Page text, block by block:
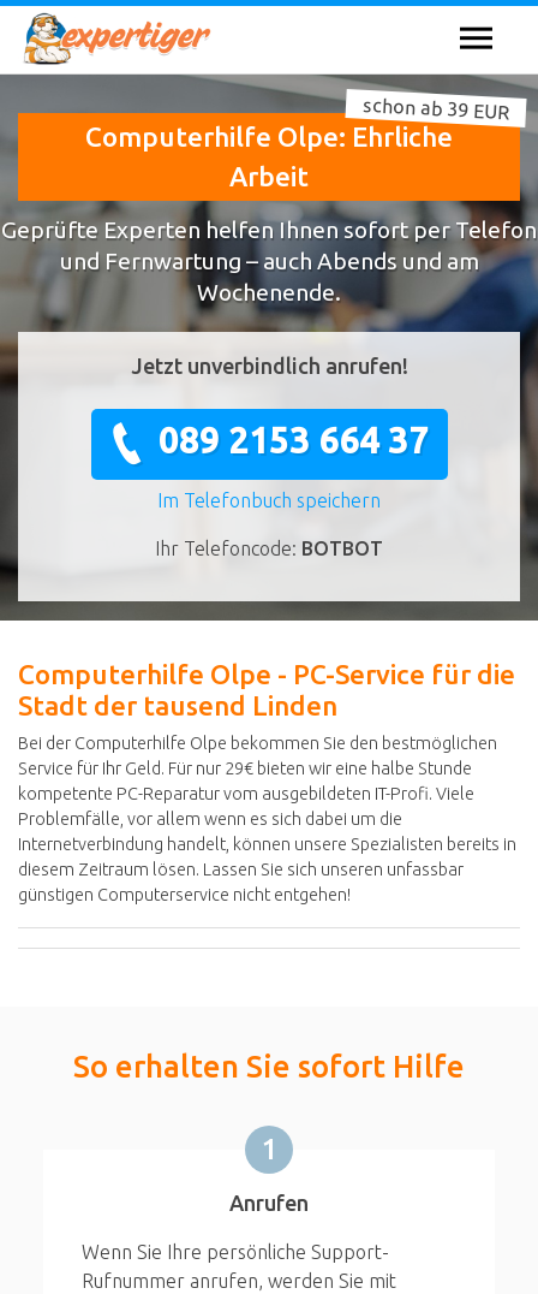
Computerhilfe Olpe: Ehrliche
Arbeit
schon ab 39 EUR
Geprüfte Experten helfen Ihnen sofort per Telefon
und Fernwartung – auch Abends und am
Wochenende.
Jetzt unverbindlich anrufen!
089 2153 664 37
Im Telefonbuch speichern
Ihr Telefoncode: BOTBOT
Computerhilfe Olpe - PC-Service für die
Stadt der tausend Linden
Bei der Computerhilfe Olpe bekommen Sie den bestmöglichen
Service für Ihr Geld. Für nur 29€ bieten wir eine halbe Stunde
kompetente PC-Reparatur vom ausgebildeten IT-Profi. Viele
Problemfälle, vor allem wenn es sich dabei um die
Internetverbindung handelt, können unsere Spezialisten bereits in
diesem Zeitraum lösen. Lassen Sie sich unseren unfassbar
günstigen Computerservice nicht entgehen!
So erhalten Sie sofort Hilfe
1
Anrufen
Wenn Sie Ihre persönliche Support-
Rufnummer anrufen, werden Sie mit